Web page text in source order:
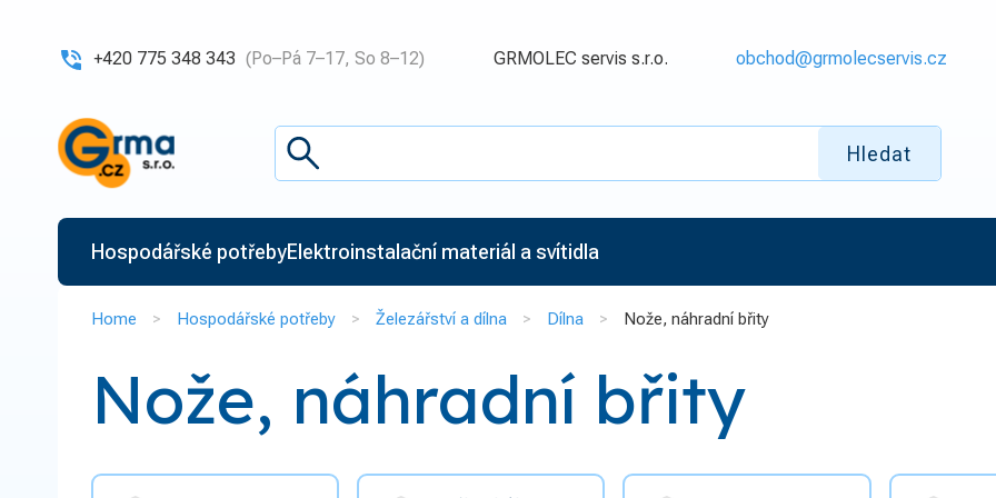
+420 775 348 343 (Po–Pá 7–17, So 8–12) GRMOLEC servis s.r.o. obchod@grmolecservis.cz
Hledat
Hospodářské potřebyElektroinstalační materiál a svítidla
Home Hospodářské potřeby Železářství a dílna Dílna Nože, náhradní břity
Nože, náhradní břity